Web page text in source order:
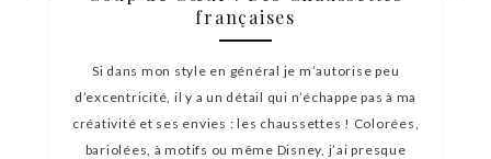
françaises
Si dans mon style en général je m’autorise peu
d’excentricité, il y a un détail qui n’échappe pas à ma
créativité et ses envies : les chaussettes ! Colorées,
bariolées, à motifs ou même Disney, j’ai presque